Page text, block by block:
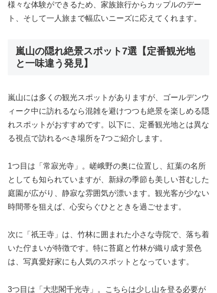
様々な体験ができるため、家族旅行からカップルのデー
ト、そして一人旅まで幅広いニーズに応えてくれます。
嵐山の隠れ絶景スポット7選【定番観光地
と一味違う発見】
嵐山には多くの観光スポットがありますが、ゴールデンウ
ィーク中に訪れるなら混雑を避けつつも絶景を楽しめる隠
れスポットがおすすめです。以下に、定番観光地とは異な
る視点で訪れるべき場所を7つご紹介します。
1つ目は「常寂光寺」。嵯峨野の奥に位置し、紅葉の名所
としても知られていますが、新緑の季節も美しい苔むした
庭園が広がり、静寂な雰囲気が漂います。観光客が少ない
時間帯を狙えば、心安らぐひとときを過ごせます。
次に「祇王寺」は、竹林に囲まれた小さな寺院で、落ち着
いた佇まいが特徴です。特に苔庭と竹林が織り成す景色
は、写真愛好家にも人気のスポットとなっています。
3つ目は「大悲閣千光寺」。こちらは少し山を登る必要が